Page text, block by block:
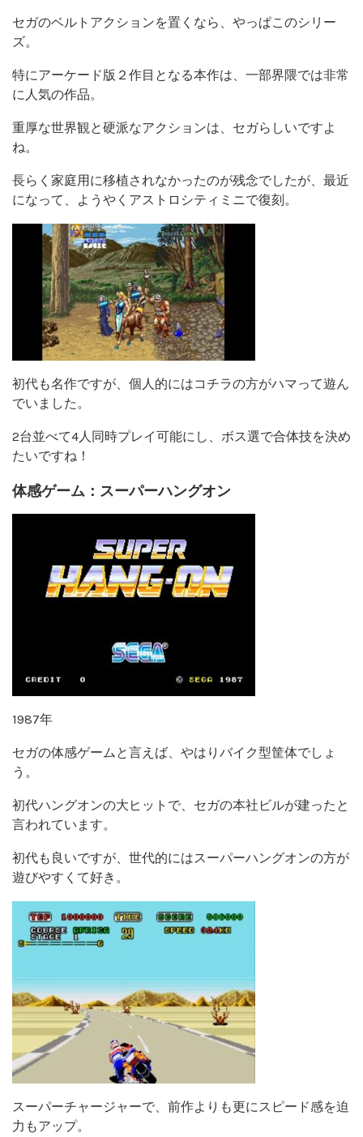
セガのベルトアクションを置くなら、やっぱこのシリー
ズ。
特にアーケード版２作目となる本作は、一部界隈では非常
に人気の作品。
重厚な世界観と硬派なアクションは、セガらしいですよ
ね。
長らく家庭用に移植されなかったのが残念でしたが、最近
になって、ようやくアストロシティミニで復刻。
初代も名作ですが、個人的にはコチラの方がハマって遊ん
でいました。
2台並べて4人同時プレイ可能にし、ボス選で合体技を決め
たいですね！
体感ゲーム：スーパーハングオン
1987年
セガの体感ゲームと言えば、やはりバイク型筐体でしょ
う。
初代ハングオンの大ヒットで、セガの本社ビルが建ったと
言われています。
初代も良いですが、世代的にはスーパーハングオンの方が
遊びやすくて好き。
スーパーチャージャーで、前作よりも更にスピード感を迫
力もアップ。